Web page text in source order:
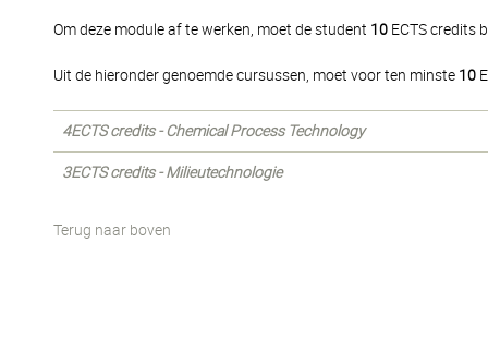
Om deze module af te werken, moet de student 10 ECTS credits
Uit de hieronder genoemde cursussen, moet voor ten minste 10
4ECTS credits - Chemical Process Technology
3ECTS credits - Milieutechnologie
Terug naar boven